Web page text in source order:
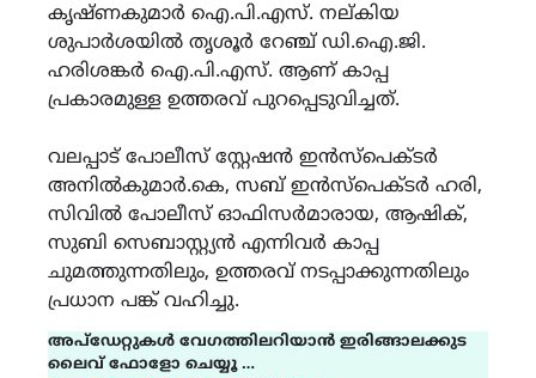
കൃഷ്ണകുമാർ ഐ.പി.എസ്. നല്കിയ
ശുപാർശയിൽ തൃശൂർ റേഞ്ച് ഡി.ഐ.ജി.
ഹരിശങ്കർ ഐ.പി.എസ്. ആണ് കാപ്പ
പ്രകാരമുള്ള ഉത്തരവ് പുറപ്പെടുവിച്ചത്.
വലപ്പാട് പോലീസ് സ്റ്റേഷൻ ഇൻസ്പെക്ടർ
അനിൽകുമാർ.കെ, സബ് ഇൻസ്പെക്ടർ ഹരി,
സിവിൽ പോലീസ് ഓഫിസർമാരായ, ആഷിക്,
സുബി സെബാസ്റ്റ്യൻ എന്നിവർ കാപ്പ
ചുമത്തുന്നതിലും, ഉത്തരവ് നടപ്പാക്കുന്നതിലും
പ്രധാന പങ്ക് വഹിച്ചു.
അപ്ഡേറ്റുകൾ വേഗത്തിലറിയാൻ ഇരിങ്ങാലക്കുട
ലൈവ് ഫോളോ ചെയ്യൂ …